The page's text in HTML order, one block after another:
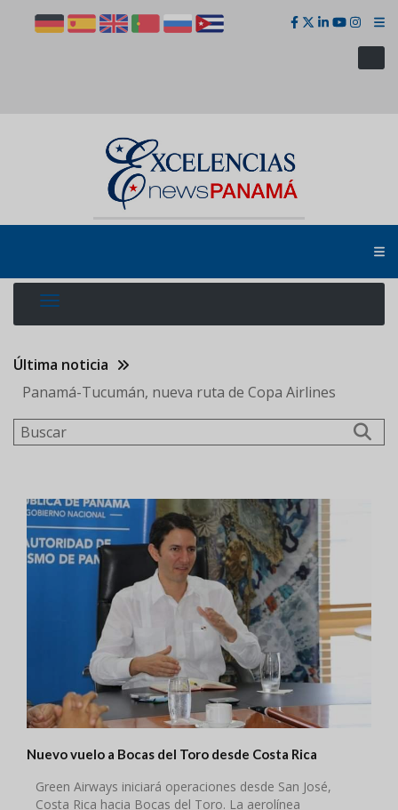
Última noticia
Panamá-Tucumán, nueva ruta de Copa Airlines
Buscar
Nuevo vuelo a Bocas del Toro desde Costa Rica
Green Airways iniciará operaciones desde San José,
Costa Rica hacia Bocas del Toro. La aerolínea